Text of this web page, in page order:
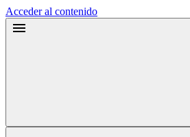
Acceder al contenido